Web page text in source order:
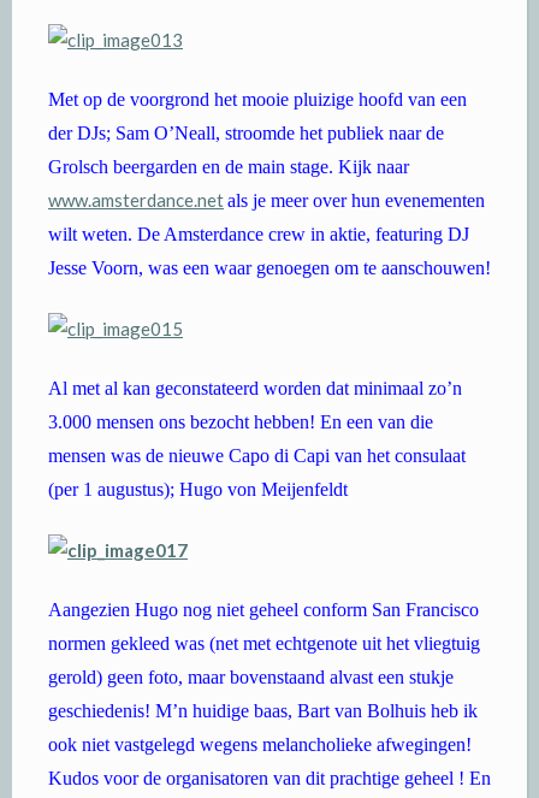
Met op de voorgrond het mooie pluizige hoofd van een
der DJs; Sam O’Neall, stroomde het publiek naar de
Grolsch beergarden en de main stage. Kijk naar
www.amsterdance.netals je meer over hun evenementen
wilt weten. De Amsterdance crew in aktie, featuring DJ
Jesse Voorn, was een waar genoegen om te aanschouwen!
Al met al kan geconstateerd worden dat minimaal zo’n
3.000 mensen ons bezocht hebben! En een van die
mensen was de nieuwe Capo di Capi van het consulaat
(per 1 augustus); Hugo von Meijenfeldt
Aangezien Hugo nog niet geheel conform San Francisco
normen gekleed was (net met echtgenote uit het vliegtuig
gerold) geen foto, maar bovenstaand alvast een stukje
geschiedenis! M’n huidige baas, Bart van Bolhuis heb ik
ook niet vastgelegd wegens melancholieke afwegingen!
Kudos voor de organisatoren van dit prachtige geheel ! En